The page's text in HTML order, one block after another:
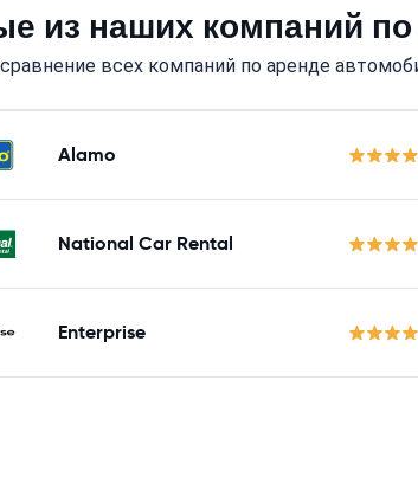
из наших компаний
всех компаний по аренде
Alamo
National Car Rental
Enterprise